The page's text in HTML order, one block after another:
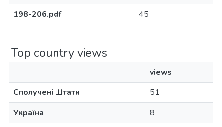
198-206.pdf
45
Top country views
views
Сполучені Штати
51
Україна
8